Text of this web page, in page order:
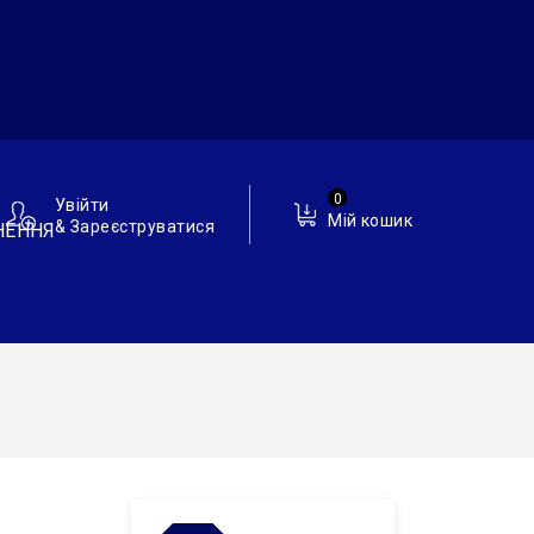
Мій кошик
0
Увійти
& Зареєструватися